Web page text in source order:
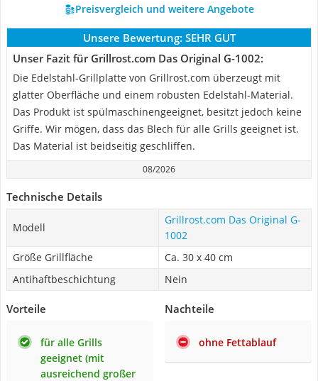
Preisvergleich und weitere Angebote
Unsere Bewertung: SEHR GUT
Unser Fazit für Grillrost.com Das Original G-1002:
Die Edelstahl-Grillplatte von Grillrost.com überzeugt mit
glatter Oberfläche und einem robusten Edelstahl-Material.
Das Produkt ist spülmaschinengeeignet, besitzt jedoch keine
Griffe. Wir mögen, dass das Blech für alle Grills geeignet ist.
Das Material ist beidseitig geschliffen.
08/2026
Technische Details
Modell
Grillrost.com Das Original G-
1002
Größe Grillfläche
Ca. 30 x 40 cm
Antihaftbeschichtung
Nein
Vorteile
für alle Grills
geeignet (mit
ausreichend großer
Nachteile
ohne Fettablauf